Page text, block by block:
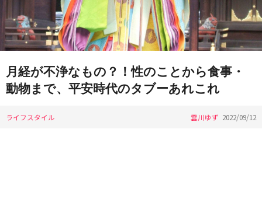
月経が不浄なもの？！性のことから食事・
動物まで、平安時代のタブーあれこれ
ライフスタイル 雲川ゆず 2022/09/12